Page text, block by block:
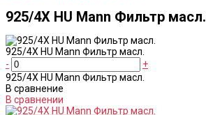
925/4X HU Mann Фильтр масл.
925/4X HU Mann Фильтр масл.
-
+
925/4X HU Mann Фильтр масл.
В сравнение
В сравнении